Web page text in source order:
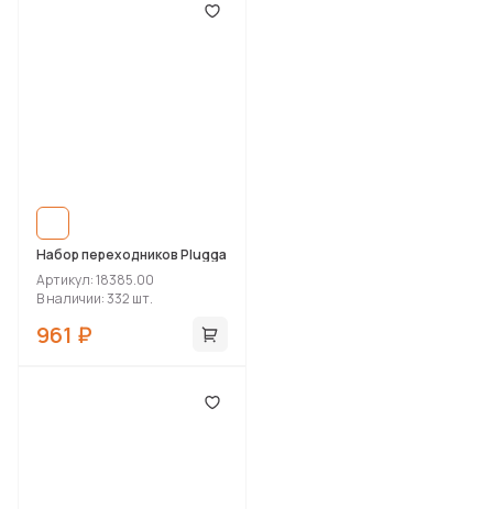
Набор переходников Plugga
Артикул: 18385.00
В наличии: 332 шт.
961 ₽